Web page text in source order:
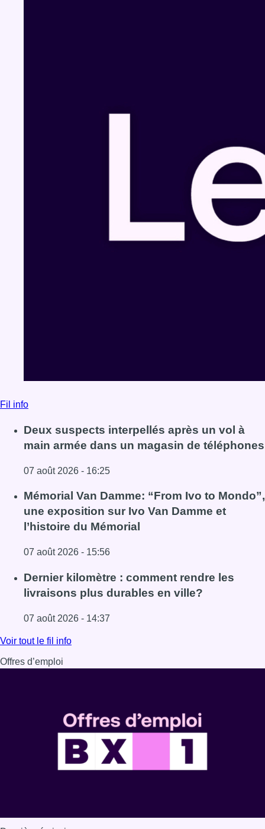
Fil info
Deux suspects interpellés après un vol à
main armée dans un magasin de téléphones
07 août 2026 - 16:25
Lire l'article Deux suspects interpellés après un vol à
Mémorial Van Damme: “From Ivo to Mondo”,
une exposition sur Ivo Van Damme et
l’histoire du Mémorial
07 août 2026 - 15:56
Lire l'article Mémorial Van Damme: “From Ivo to
Dernier kilomètre : comment rendre les
livraisons plus durables en ville?
07 août 2026 - 14:37
Lire l'article Dernier kilomètre : comment rendre les
Voir tout le fil info
Offres d’emploi